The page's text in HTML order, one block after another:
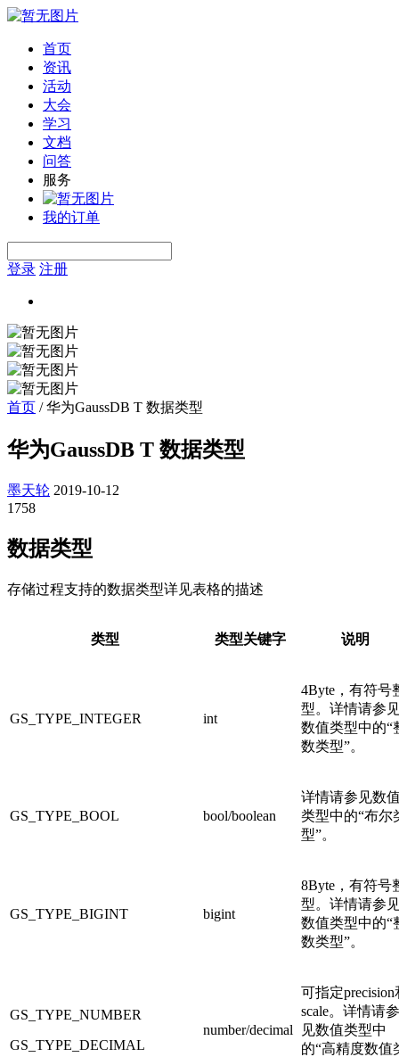
首页
资讯
活动
大会
学习
文档
问答
服务
我的订单
登录 注册
首页 /华为GaussDB T 数据类型
华为GaussDB T 数据类型
墨天轮 2019-10-12
1758
数据类型
存储过程支持的数据类型详见表格的描述
类型 类型关键字 说明
GS_TYPE_INTEGER int
4Byte，有符号
型。详情请参
数值类型中的“
数类型”。
GS_TYPE_BOOL bool/boolean
详情请参见数
类型中的“布尔
型”。
GS_TYPE_BIGINT bigint
8Byte，有符号
型。详情请参
数值类型中的“
数类型”。
GS_TYPE_NUMBER
GS_TYPE_DECIMAL
number/decimal
可指定precision
scale。详情请参
见数值类型中
的“高精度数值